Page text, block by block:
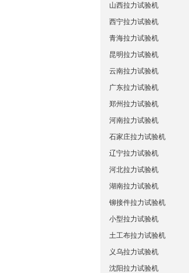
山西拉力试验机
西宁拉力试验机
青海拉力试验机
昆明拉力试验机
云南拉力试验机
广东拉力试验机
郑州拉力试验机
河南拉力试验机
石家庄拉力试验机
辽宁拉力试验机
河北拉力试验机
湖南拉力试验机
铆接件拉力试验机
小型拉力试验机
土工布拉力试验机
义乌拉力试验机
沈阳拉力试验机